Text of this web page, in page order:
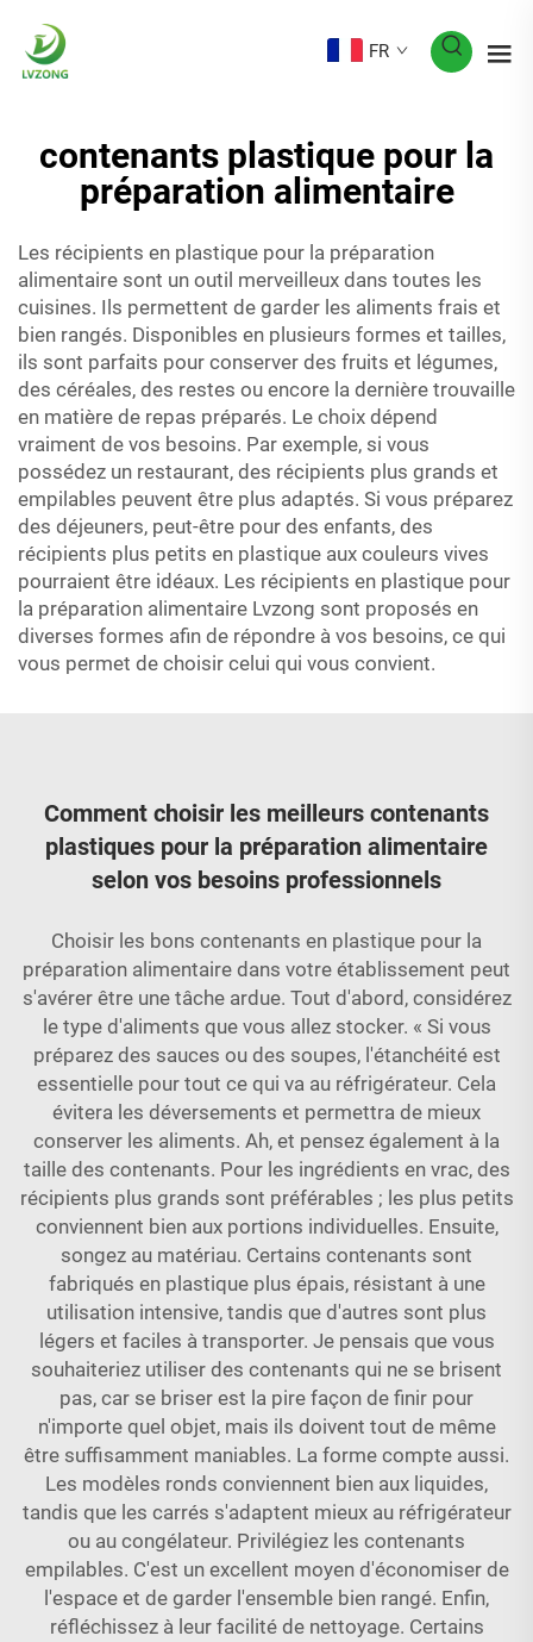
FR
contenants plastique pour la
préparation alimentaire
Les récipients en plastique pour la préparation
alimentaire sont un outil merveilleux dans toutes les
cuisines. Ils permettent de garder les aliments frais et
bien rangés. Disponibles en plusieurs formes et tailles,
ils sont parfaits pour conserver des fruits et légumes,
des céréales, des restes ou encore la dernière trouvaille
en matière de repas préparés. Le choix dépend
vraiment de vos besoins. Par exemple, si vous
possédez un restaurant, des récipients plus grands et
empilables peuvent être plus adaptés. Si vous préparez
des déjeuners, peut-être pour des enfants, des
récipients plus petits en plastique aux couleurs vives
pourraient être idéaux. Les récipients en plastique pour
la préparation alimentaire Lvzong sont proposés en
diverses formes afin de répondre à vos besoins, ce qui
vous permet de choisir celui qui vous convient.
Comment choisir les meilleurs contenants
plastiques pour la préparation alimentaire
selon vos besoins professionnels
Choisir les bons contenants en plastique pour la
préparation alimentaire dans votre établissement peut
s'avérer être une tâche ardue. Tout d'abord, considérez
le type d'aliments que vous allez stocker. « Si vous
préparez des sauces ou des soupes, l'étanchéité est
essentielle pour tout ce qui va au réfrigérateur. Cela
évitera les déversements et permettra de mieux
conserver les aliments. Ah, et pensez également à la
taille des contenants. Pour les ingrédients en vrac, des
récipients plus grands sont préférables ; les plus petits
conviennent bien aux portions individuelles. Ensuite,
songez au matériau. Certains contenants sont
fabriqués en plastique plus épais, résistant à une
utilisation intensive, tandis que d'autres sont plus
légers et faciles à transporter. Je pensais que vous
souhaiteriez utiliser des contenants qui ne se brisent
pas, car se briser est la pire façon de finir pour
n'importe quel objet, mais ils doivent tout de même
être suffisamment maniables. La forme compte aussi.
Les modèles ronds conviennent bien aux liquides,
tandis que les carrés s'adaptent mieux au réfrigérateur
ou au congélateur. Privilégiez les contenants
empilables. C'est un excellent moyen d'économiser de
l'espace et de garder l'ensemble bien rangé. Enfin,
réfléchissez à leur facilité de nettoyage. Certains